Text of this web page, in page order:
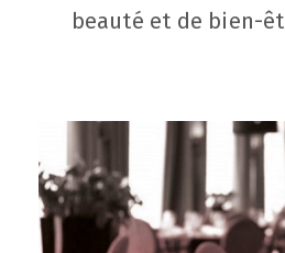
beauté et de bien-